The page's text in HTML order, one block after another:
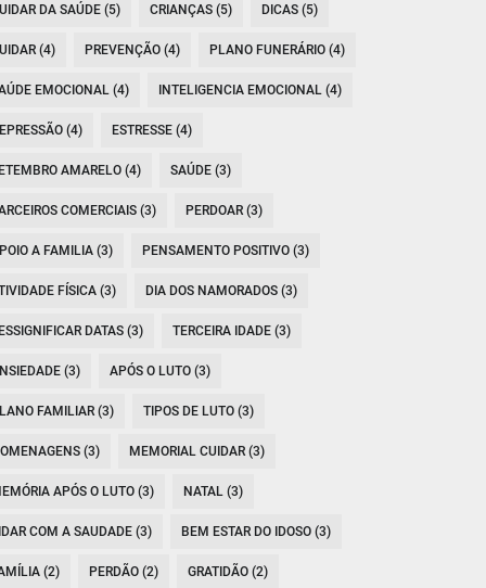
DA SAÚDE (5) CRIANÇAS (5) DICAS (5)
(4) PREVENÇÃO (4) PLANO FUNERÁRIO (4)
EMOCIONAL (4) INTELIGENCIA EMOCIONAL (4)
(4) ESTRESSE (4)
AMARELO (4) SAÚDE (3)
COMERCIAIS (3) PERDOAR (3)
A FAMILIA (3) PENSAMENTO POSITIVO (3)
FÍSICA (3) DIA DOS NAMORADOS (3)
DATAS (3) TERCEIRA IDADE (3)
(3) APÓS O LUTO (3)
FAMILIAR (3) TIPOS DE LUTO (3)
(3) MEMORIAL CUIDAR (3)
APÓS O LUTO (3) NATAL (3)
COM A SAUDADE (3) BEM ESTAR DO IDOSO (3)
(2) PERDÃO (2) GRATIDÃO (2)